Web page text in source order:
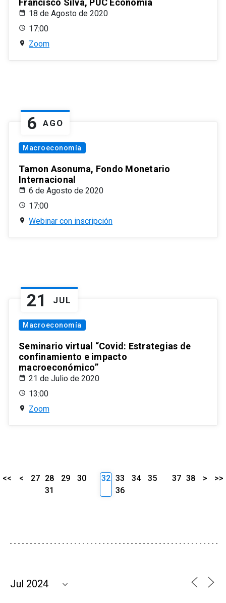
Francisco Silva, PUC Economía
18 de Agosto de 2020
17:00
Zoom
6 AGO
Macroeconomía
Tamon Asonuma, Fondo Monetario
Internacional
6 de Agosto de 2020
17:00
Webinar con inscripción
21 JUL
Macroeconomía
Seminario virtual “Covid: Estrategias de
confinamiento e impacto
macroeconómico”
21 de Julio de 2020
13:00
Zoom
<< < 27 28 29
30
31
32 33 34
35
36
37 38 > >>